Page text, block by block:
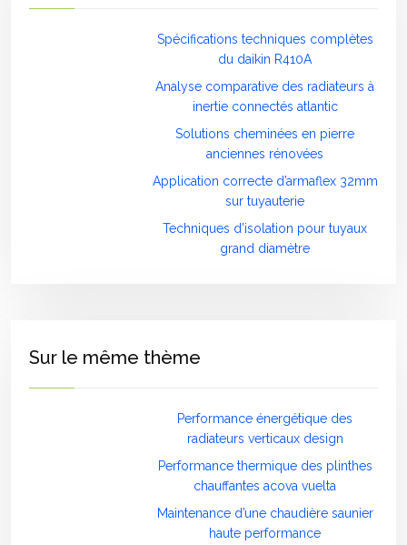
Spécifications techniques complètes
du daikin R410A
Analyse comparative des radiateurs à
inertie connectés atlantic
Solutions cheminées en pierre
anciennes rénovées
Application correcte d’armaflex 32mm
sur tuyauterie
Techniques d’isolation pour tuyaux
grand diamètre
Sur le même thème
Performance énergétique des
radiateurs verticaux design
Performance thermique des plinthes
chauffantes acova vuelta
Maintenance d’une chaudière saunier
haute performance